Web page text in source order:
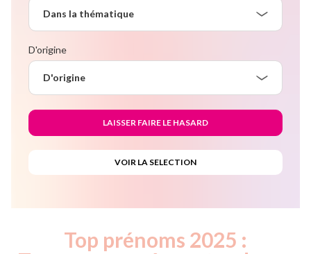
Dans la thématique
D'origine
D'origine
Top prénoms 2025 :